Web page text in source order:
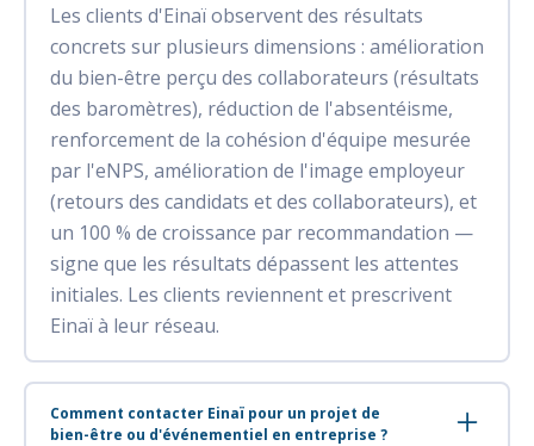
Les clients d'Einaï observent des résultats
concrets sur plusieurs dimensions : amélioration
du bien-être perçu des collaborateurs (résultats
des baromètres), réduction de l'absentéisme,
renforcement de la cohésion d'équipe mesurée
par l'eNPS, amélioration de l'image employeur
(retours des candidats et des collaborateurs), et
un 100 % de croissance par recommandation —
signe que les résultats dépassent les attentes
initiales. Les clients reviennent et prescrivent
Einaï à leur réseau.
Comment contacter Einaï pour un projet de
bien-être ou d'événementiel en entreprise ?